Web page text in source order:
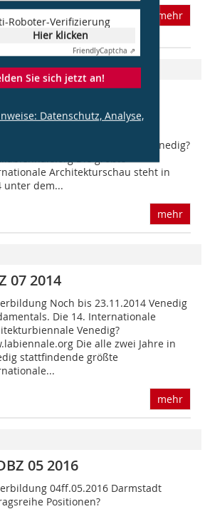
Roboter-Verifizierung
Hier klicken
FriendlyCaptcha ⇗
Sie sich jetzt an!
Datenschutz, Analyse,
mehr
06 2014
07.06. bis 23.11.2014
Fundamentals. Die 14.
Architekturbiennale Venedig?
Architekturschau steht in
unter dem...
mehr
07 2014
Noch bis 23.11.2014 Venedig
Die 14. Internationale
Venedig?
Die alle zwei Jahre in
stattfindende größte
mehr
05 2016
04ff.05.2016 Darmstadt
Positionen?